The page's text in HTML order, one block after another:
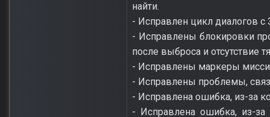
найти.
- Исправлен цикл диалогов
- Исправлены блокировки
после выброса и отсутствие
- Исправлены маркеры
- Исправлены проблемы,
- Исправлена ошибка, из-за
- Исправлена ошибка, из-